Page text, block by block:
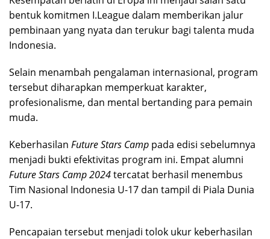
bentuk komitmen I.League dalam memberikan jalur
pembinaan yang nyata dan terukur bagi talenta muda
Indonesia.
Selain menambah pengalaman internasional, program
tersebut diharapkan memperkuat karakter,
profesionalisme, dan mental bertanding para pemain
muda.
Keberhasilan Future Stars Camp pada edisi sebelumnya
menjadi bukti efektivitas program ini. Empat alumni
Future Stars Camp 2024tercatat berhasil menembus
Tim Nasional Indonesia U-17 dan tampil di Piala Dunia
U-17.
Pencapaian tersebut menjadi tolok ukur keberhasilan